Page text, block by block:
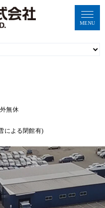
MENU
無休
による閉館有)